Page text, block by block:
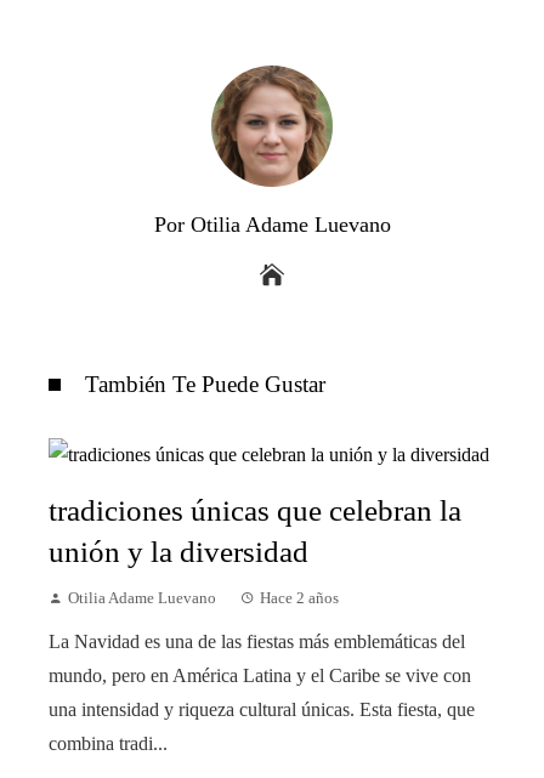
Por Otilia Adame Luevano
También Te Puede Gustar
tradiciones únicas que celebran la
unión y la diversidad
Otilia Adame Luevano Hace 2 años
La Navidad es una de las fiestas más emblemáticas del
mundo, pero en América Latina y el Caribe se vive con
una intensidad y riqueza cultural únicas. Esta fiesta, que
combina tradi...